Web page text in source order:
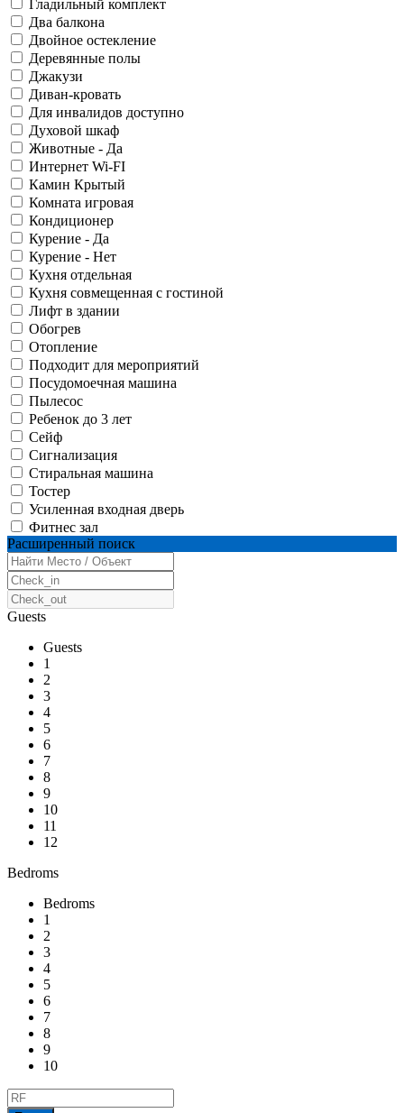
Гладильный комплект
Два балкона
Двойное остекление
Деревянные полы
Джакузи
Диван-кровать
Для инвалидов доступно
Духовой шкаф
Животные - Да
Интернет Wi-FI
Камин Крытый
Комната игровая
Кондиционер
Курение - Да
Курение - Нет
Кухня отдельная
Кухня совмещенная с гостиной
Лифт в здании
Обогрев
Отопление
Подходит для мероприятий
Посудомоечная машина
Пылесос
Ребенок до 3 лет
Сейф
Сигнализация
Стиральная машина
Тостер
Усиленная входная дверь
Фитнес зал
Расширенный поиск
Guests
Guests
1
2
3
4
5
6
7
8
9
10
11
12
Bedroms
Bedroms
1
2
3
4
5
6
7
8
9
10